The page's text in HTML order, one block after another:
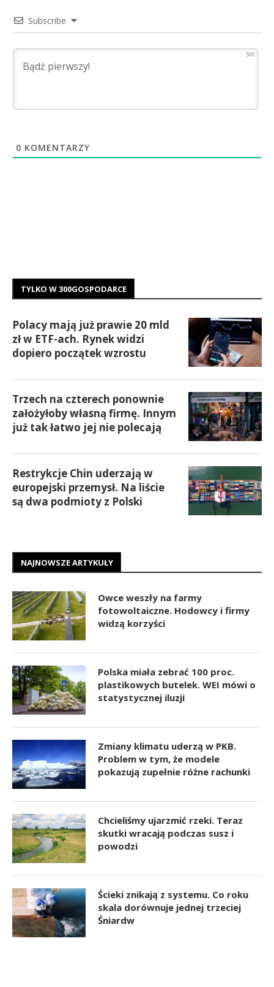
Subscribe
500
0 KOMENTARZY
TYLKO W 300GOSPODARCE
Polacy mają już prawie 20 mld
zł w ETF-ach. Rynek widzi
dopiero początek wzrostu
Trzech na czterech ponownie
założyłoby własną firmę. Innym
już tak łatwo jej nie polecają
Restrykcje Chin uderzają w
europejski przemysł. Na liście
są dwa podmioty z Polski
NAJNOWSZE ARTYKUŁY
Owce weszły na farmy
fotowoltaiczne. Hodowcy i firmy
widzą korzyści
Polska miała zebrać 100 proc.
plastikowych butelek. WEI mówi o
statystycznej iluzji
Zmiany klimatu uderzą w PKB.
Problem w tym, że modele
pokazują zupełnie różne rachunki
Chcieliśmy ujarzmić rzeki. Teraz
skutki wracają podczas susz i
powodzi
Ścieki znikają z systemu. Co roku
skala dorównuje jednej trzeciej
Śniardw